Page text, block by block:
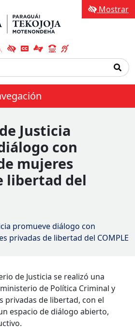
Mostrar
Justicia
con
mujeres
libertad del
promueve diálogo con
privadas de libertad del COMPLE
de Justicia se realizó una
de Política Criminal y
privadas de libertad, con el
espacio de diálogo abierto,